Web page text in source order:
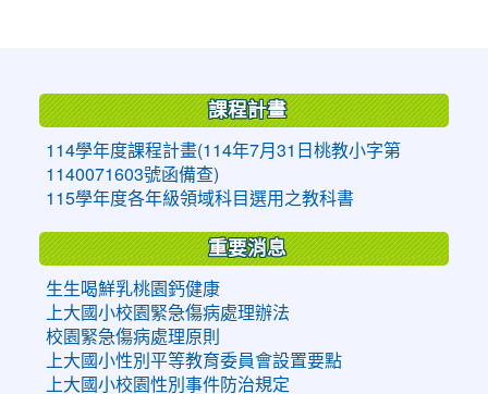
課程計畫
114學年度課程計畫(114年7月31日桃教小字第
1140071603號函備查)
115學年度各年級領域科目選用之教科書
重要消息
生生喝鮮乳桃園鈣健康
上大國小校園緊急傷病處理辦法
校園緊急傷病處理原則
上大國小性別平等教育委員會設置要點
上大國小校園性別事件防治規定